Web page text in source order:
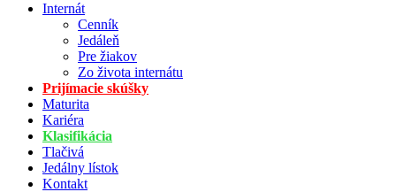
Internát
Cenník
Jedáleň
Pre žiakov
Zo života internátu
Prijímacie skúšky
Maturita
Kariéra
Klasifikácia
Tlačivá
Jedálny lístok
Kontakt